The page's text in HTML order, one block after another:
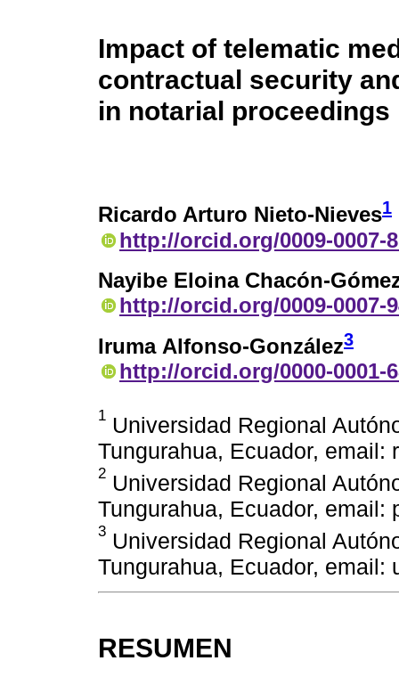
Impact of telematic
contractual security
in notarial proceedings
Ricardo Arturo Nieto-Nieves1
http://orcid.org/0009-0007-
Nayibe Eloina Chacón-
http://orcid.org/0009-0007-
Iruma Alfonso-González3
http://orcid.org/0000-0001-
1 Universidad Regional
Tungurahua, Ecuador, email:
2 Universidad Regional
Tungurahua, Ecuador, email:
3 Universidad Regional
Tungurahua, Ecuador, email:
RESUMEN